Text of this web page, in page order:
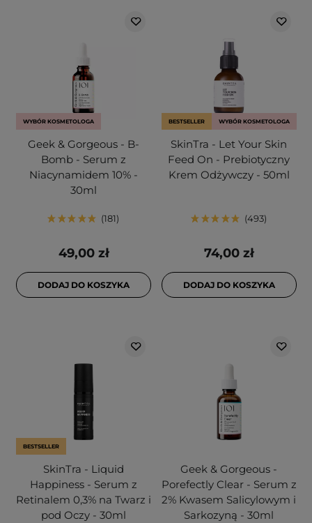
WYBÓR KOSMETOLOGA
Geek & Gorgeous - B-
Bomb - Serum z
Niacynamidem 10% -
30ml
181
49,00 zł
DODAJ DO KOSZYKA
BESTSELLER WYBÓR KOSMETOLOGA
SkinTra - Let Your Skin
Feed On - Prebiotyczny
Krem Odżywczy - 50ml
493
74,00 zł
DODAJ DO KOSZYKA
BESTSELLER
SkinTra - Liquid
Happiness - Serum z
Retinalem 0,3% na Twarz i
pod Oczy - 30ml
Geek & Gorgeous -
Porefectly Clear - Serum z
2% Kwasem Salicylowym i
Sarkozyną - 30ml